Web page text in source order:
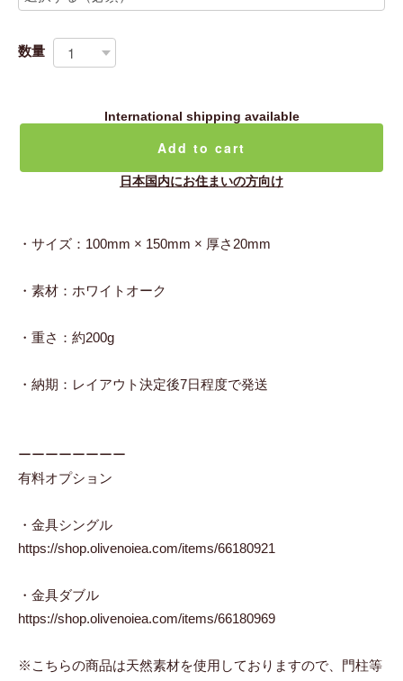
数量
International shipping available
Add to cart
日本国内にお住まいの方向け
・サイズ：100mm × 150mm × 厚さ20mm
・素材：ホワイトオーク
・重さ：約200g
・納期：レイアウト決定後7日程度で発送
ーーーーーーーー
有料オプション
・金具シングル
https://shop.olivenoiea.com/items/66180921
・金具ダブル
https://shop.olivenoiea.com/items/66180969
※こちらの商品は天然素材を使用しておりますので、門柱等